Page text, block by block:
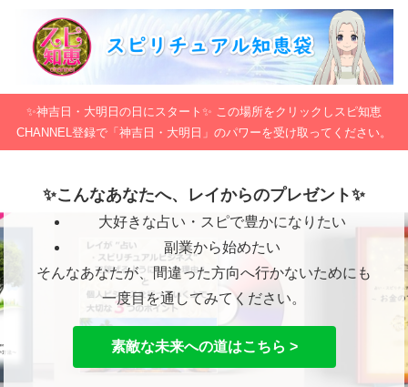
✨神吉日・大明日の日にスタート✨ この場所をクリックしスピ知恵
CHANNEL登録で「神吉日・大明日」のパワーを受け取ってください。
✨こんなあなたへ、レイからのプレゼント✨
大好きな占い・スピで豊かになりたい
副業から始めたい
そんなあなたが、間違った方向へ行かないためにも
一度目を通してみてください。
素敵な未来への道はこちら >